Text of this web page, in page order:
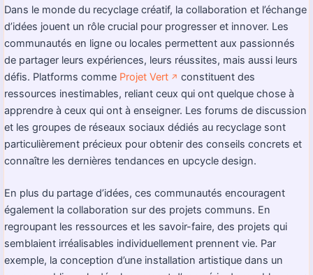
Dans le monde du recyclage créatif, la collaboration et l’échange
d’idées jouent un rôle crucial pour progresser et innover. Les
communautés en ligne ou locales permettent aux passionnés
de partager leurs expériences, leurs réussites, mais aussi leurs
défis. Platforms comme Projet Vert ↗️ constituent des
ressources inestimables, reliant ceux qui ont quelque chose à
apprendre à ceux qui ont à enseigner. Les forums de discussion
et les groupes de réseaux sociaux dédiés au recyclage sont
particulièrement précieux pour obtenir des conseils concrets et
connaître les dernières tendances en upcycle design.
En plus du partage d’idées, ces communautés encouragent
également la collaboration sur des projets communs. En
regroupant les ressources et les savoir-faire, des projets qui
semblaient irréalisables individuellement prennent vie. Par
exemple, la conception d’une installation artistique dans un